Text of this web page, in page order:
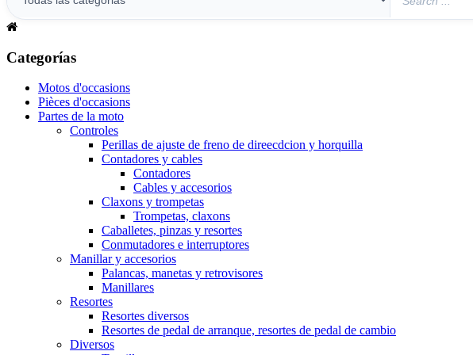
Categorías
Motos d'occasions
Pièces d'occasions
Partes de la moto
Controles
Perillas de ajuste de freno de direecdcion y horquilla
Contadores y cables
Contadores
Cables y accesorios
Claxons y trompetas
Trompetas, claxons
Caballetes, pinzas y resortes
Conmutadores e interruptores
Manillar y accesorios
Palancas, manetas y retrovisores
Manillares
Resortes
Resortes diversos
Resortes de pedal de arranque, resortes de pedal de cambio
Diversos